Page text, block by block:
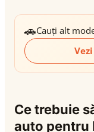
🚗Cauți alt
Ce trebuie
auto pentru